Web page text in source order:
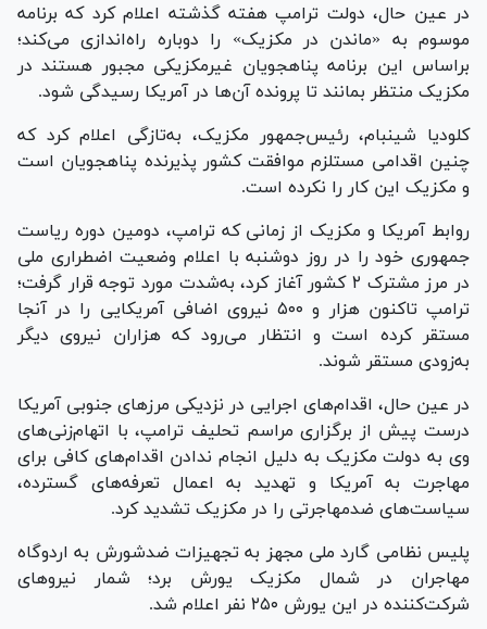
در عین حال، دولت ترامپ هفته گذشته اعلام کرد که برنامه
موسوم به «ماندن در مکزیک» را دوباره راه‌اندازی می‌کند؛
براساس این برنامه پناهجویان غیرمکزیکی مجبور هستند در
مکزیک منتظر بمانند تا پرونده آن‌ها در آمریکا رسیدگی شود.
کلودیا شینبام، رئیس‌جمهور مکزیک، به‌تازگی اعلام کرد که
چنین اقدامی مستلزم موافقت کشور پذیرنده پناهجویان است
و مکزیک این کار را نکرده است.
روابط آمریکا و مکزیک از زمانی که ترامپ، دومین دوره ریاست
جمهوری خود را در روز دوشنبه با اعلام وضعیت اضطراری ملی
در مرز مشترک ۲ کشور آغاز کرد، به‌شدت مورد توجه قرار گرفت؛
ترامپ تاکنون هزار و ۵۰۰ نیروی اضافی آمریکایی را در آنجا
مستقر کرده است و انتظار می‌رود که هزاران نیروی دیگر
به‌زودی مستقر شوند.
در عین حال، اقدام‌های اجرایی در نزدیکی مرز‌های جنوبی آمریکا
درست پیش از برگزاری مراسم تحلیف ترامپ، با اتهام‌زنی‌های
وی به دولت مکزیک به دلیل انجام ندادن اقدام‌های کافی برای
مهاجرت به آمریکا و تهدید به اعمال تعرفه‌های گسترده،
سیاست‌های ضدمهاجرتی را در مکزیک تشدید کرد.
پلیس نظامی گارد ملی مجهز به تجهیزات ضدشورش به اردوگاه
مهاجران در شمال مکزیک یورش برد؛ شمار نیرو‌های
شرکت‌کننده در این یورش ۲۵۰ نفر اعلام شد.